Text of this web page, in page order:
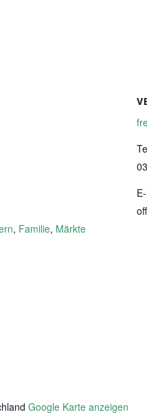
, Familie, Märkte
Google Karte anzeigen